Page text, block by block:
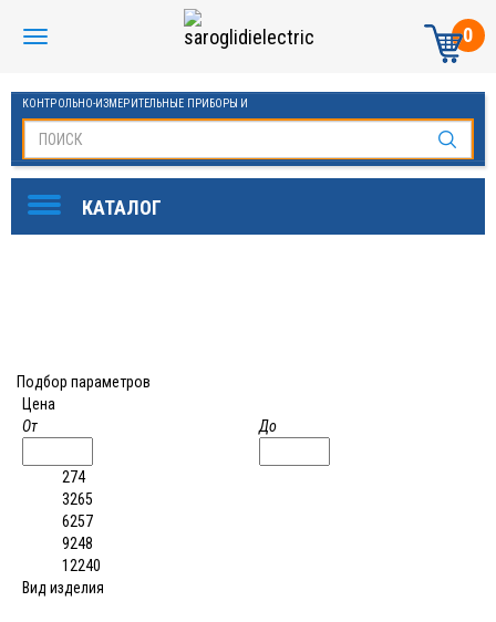
0
КОНТРОЛЬНО-ИЗМЕРИТЕЛЬНЫЕ ПРИБОРЫ И
Подбор параметров
Цена
От
До
274
3265
6257
9248
12240
Вид изделия